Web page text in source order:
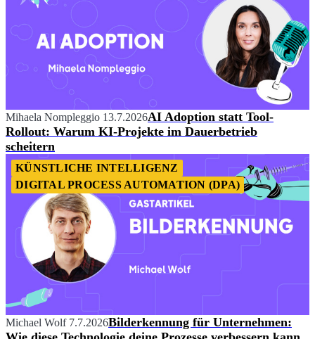
Mihaela Nompleggio 13.7.2026AI Adoption statt Tool-
Rollout: Warum KI-Projekte im Dauerbetrieb
scheitern
KÜNSTLICHE INTELLIGENZ
DIGITAL PROCESS AUTOMATION (DPA)
Michael Wolf 7.7.2026Bilderkennung für Unternehmen: